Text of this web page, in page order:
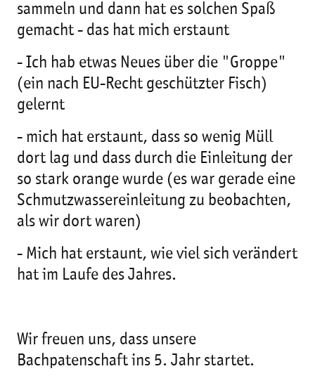
sammeln und dann hat es solchen Spaß
gemacht - das hat mich erstaunt
- Ich hab etwas Neues über die "Groppe"
(ein nach EU-Recht geschützter Fisch)
gelernt
- mich hat erstaunt, dass so wenig Müll
dort lag und dass durch die Einleitung der
so stark orange wurde (es war gerade eine
Schmutzwassereinleitung zu beobachten,
als wir dort waren)
- Mich hat erstaunt, wie viel sich verändert
hat im Laufe des Jahres.
Wir freuen uns, dass unsere
Bachpatenschaft ins 5. Jahr startet.